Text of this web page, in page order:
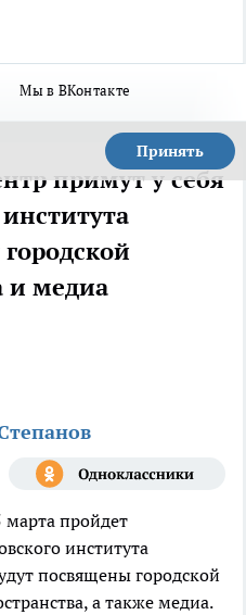
Мы в ВКонтакте
Принять
примут у себя
и медиа
марта пройдет
института
посвящены городской
а также медиа.